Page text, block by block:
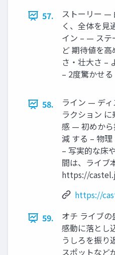
57.
ストーリー —
く、全体を見
イン – — ステ
ど 期待値を
さ・壮大さ –
– 2度驚かせる
58.
ライン — デ
ラクション
感 — 初めから
減 する – 物
– 写実的な床
間は、ライブ
https://
https://
59.
オチ ライブ
感動に落とし
うしろを振り
スポットなど